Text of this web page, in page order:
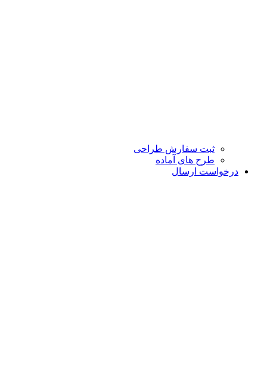
ثبت سفارش طراحی
طرح های آماده
درخواست ارسال